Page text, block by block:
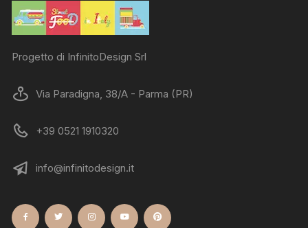
Progetto di InfinitoDesign Srl
Via Paradigna, 38/A - Parma (PR)
+39 0521 1910320
info@infinitodesign.it